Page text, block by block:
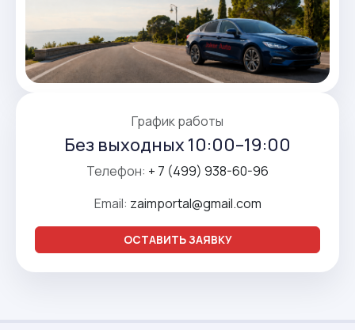
График работы
Без выходных 10:00–19:00
Телефон: + 7 (499) 938-60-96
Email: zaimportal@gmail.com
ОСТАВИТЬ ЗАЯВКУ